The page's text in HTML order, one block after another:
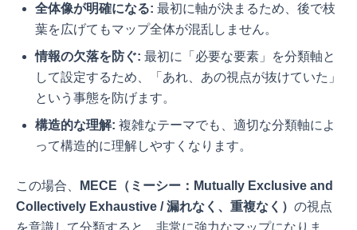
全体像が明確になる: 最初に軸が決まるため、後で枝
葉を広げてもマップ全体が混乱しません。
情報の欠落を防ぐ: 最初に「必要な要素」を分類軸と
して設定するため、「あれ、あの視点が抜けていた」
という事態を防げます。
構造的な理解: 複雑なテーマでも、適切な分類軸によ
って構造的に理解しやすくなります。
この場合、
MECE（ミーシー：Mutually Exclusive and
Collectively Exhaustive / 漏れなく、重複なく） の視点